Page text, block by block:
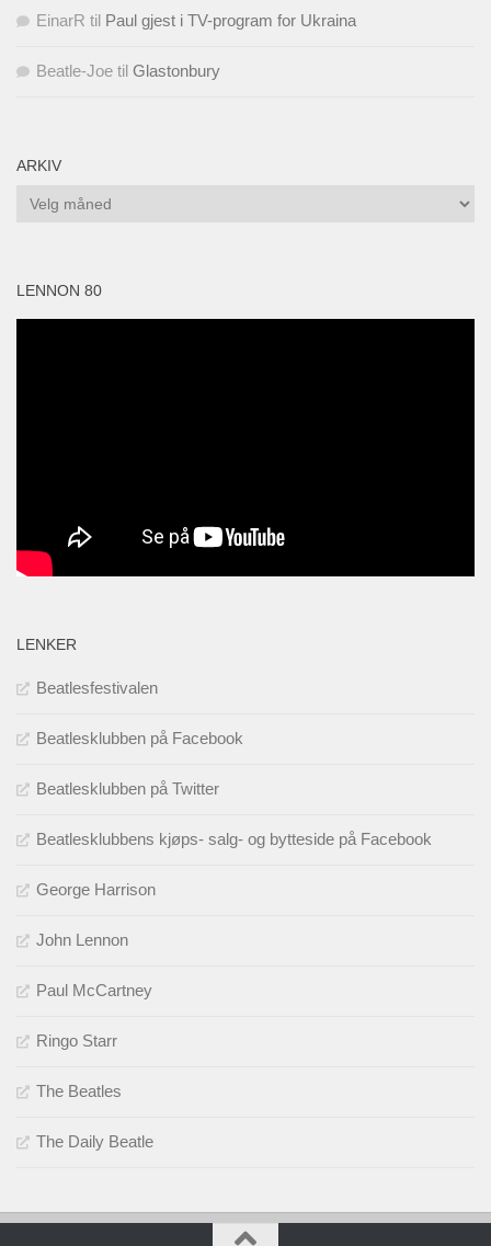
EinarR til Paul gjest i TV-program for Ukraina
Beatle-Joe til Glastonbury
ARKIV
Arkiv
LENNON 80
LENKER
Beatlesfestivalen
Beatlesklubben på Facebook
Beatlesklubben på Twitter
Beatlesklubbens kjøps- salg- og bytteside på Facebook
George Harrison
John Lennon
Paul McCartney
Ringo Starr
The Beatles
The Daily Beatle